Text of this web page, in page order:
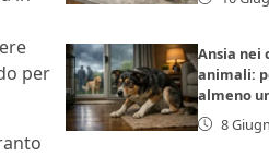
per
Ansia nei
animali:
almeno
8